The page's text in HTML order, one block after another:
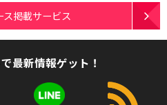
掲載サービス
最新情報ゲット！